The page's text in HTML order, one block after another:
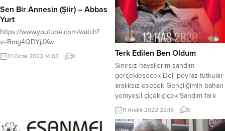
Sen Bir Annesin (Şiir) – Abbas
Yurt
https://www.youtube.com/watch?
v=Bmg4QDYjJXw
21 Ocak 2023 14:03 0 Terk Edilen Ben Oldum
Sınırsız hayallerim sandım
gerçekleşecek Deli poyraz tutkular
aralıksız esecek Gençliğimin baharı
yemyeşil çiçek,çiçek Sandım fark
eden değil, fark edilen ben oldum
Ben Hulusi kalp ile el uzattım
herkese Bir türlü yok olmadı
11 Aralık 2022 22:19 0